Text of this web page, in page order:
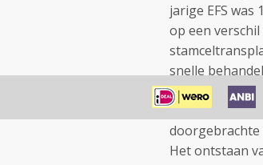
jarige EFS
op een verschil
snelle
gekregen.
sepsis, en
doorgebrachte
Het ontstaan